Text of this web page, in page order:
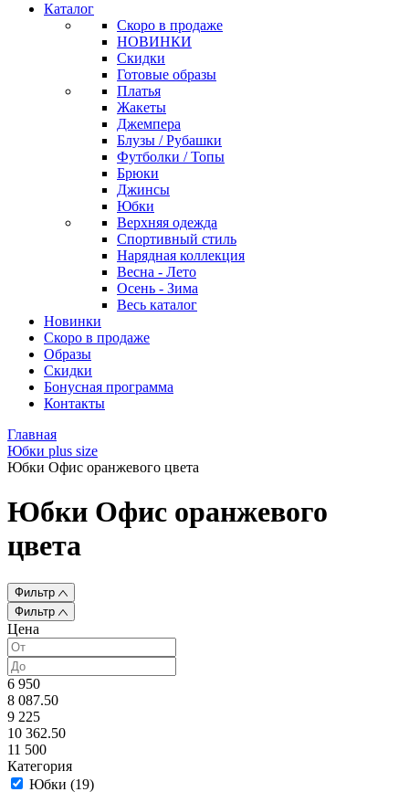
Каталог
Скоро в продаже
НОВИНКИ
Скидки
Готовые образы
Платья
Жакеты
Джемпера
Блузы / Рубашки
Футболки / Топы
Брюки
Джинсы
Юбки
Верхняя одежда
Спортивный стиль
Нарядная коллекция
Весна - Лето
Осень - Зима
Весь каталог
Новинки
Скоро в продаже
Образы
Скидки
Бонусная программа
Контакты
Главная
Юбки plus size
Юбки Офис оранжевого цвета
Юбки Офис оранжевого
цвета
Фильтр
Фильтр
Цена
6 950
8 087.50
9 225
10 362.50
11 500
Категория
Юбки (19)